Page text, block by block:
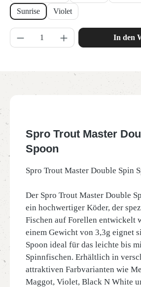
Sunrise
Violet
Produkt Anzahl: Gib denIn den
Spro Trout Master
Spoon
Spro Trout Master Double Spin
Der Spro Trout Master Double
ein hochwertiger Köder, der
Fischen auf Forellen entwickelt
einem Gewicht von 3,3g eignet
Spoon ideal für das leichte bis
Spinnfischen. Erhältlich in
attraktiven Farbvarianten wie
Maggot, Violet, Black N White